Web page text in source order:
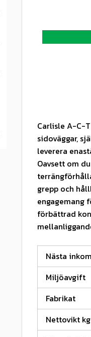
Carlisle A-C-
sidoväggar,
leverera
Oavsett om
grepp och
engagemang
förbättrad
Nästa
Miljöavgift
Fabrikat
Nettovikt kg